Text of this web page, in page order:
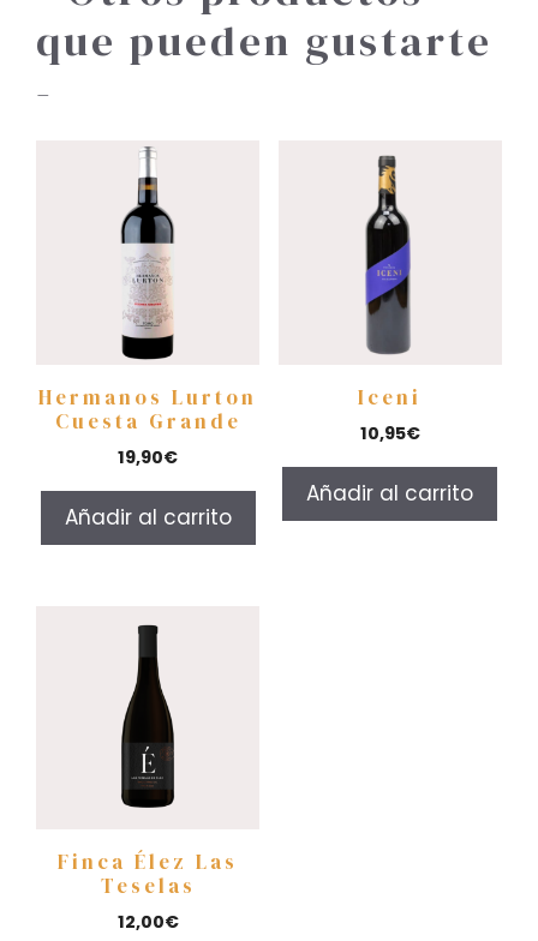
que pueden gustarte
-
Hermanos Lurton
Cuesta Grande
19,90€
Añadir al carrito
Iceni
10,95€
Añadir al carrito
Finca Élez Las
Teselas
12,00€